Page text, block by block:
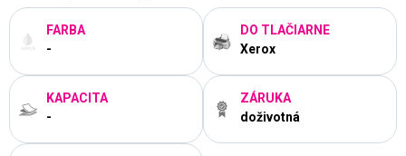
FARBA
-
DO TLAČIARNE
Xerox
KAPACITA
-
ZÁRUKA
doživotná